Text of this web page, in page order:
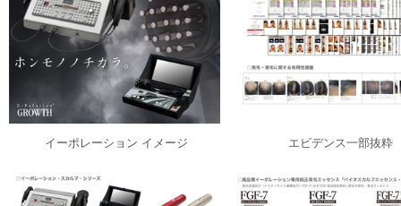
イーポレーション イメージ エビデンス一部抜粋